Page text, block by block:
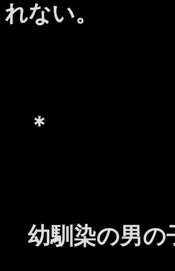
れない。
＊
幼馴染の男の